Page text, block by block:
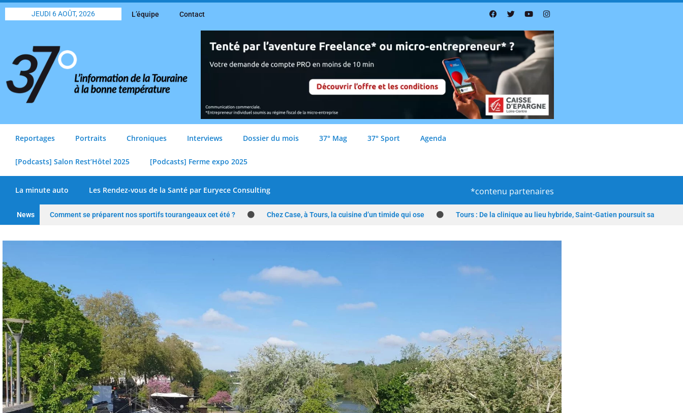
JEUDI 6 AOÛT, 2026 L’équipe Contact
Reportages Portraits Chroniques Interviews Dossier du mois 37° Mag 37° Sport Agenda
[Podcasts] Salon Rest’Hôtel 2025 [Podcasts] Ferme expo 2025
La minute auto Les Rendez-vous de la Santé par Euryece Consulting *contenu partenaires
News Comment se préparent nos sportifs tourangeaux cet été ? Chez Case, à Tours, la cuisine d’un timide qui ose Tours : De la clinique au lieu hybride, Saint-Gatien poursuit sa